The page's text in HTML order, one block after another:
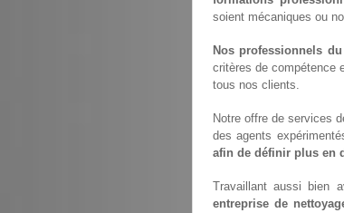
soient mécaniques ou
Nos professionnels
critères de compétence
tous nos clients.
Notre offre de services
des agents
afin de définir plus en
Travaillant aussi bien
entreprise de